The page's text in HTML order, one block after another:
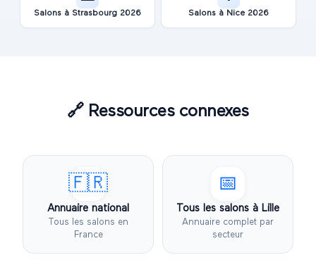
Salons à Strasbourg 2026 Salons à Nice 2026
🔗 Ressources connexes
🇫🇷
Annuaire national
Tous les salons en
France
📅
Tous les salons à Lille
Annuaire complet par
secteur